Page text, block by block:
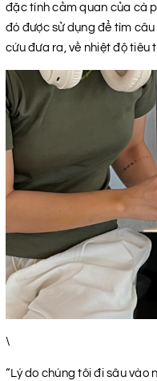
đặc tính cảm quan của cà
đó được sử dụng để tìm
cứu đưa ra, về nhiệt độ tiêu
\
“Lý do chúng tôi đi sâu vào